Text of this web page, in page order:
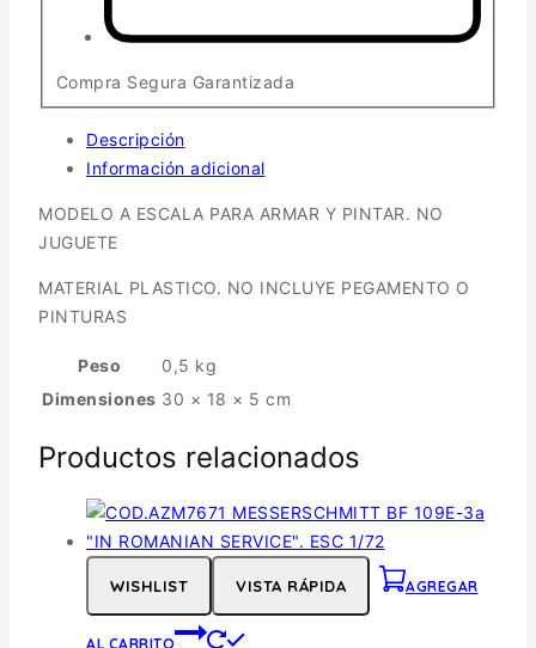
Compra Segura Garantizada
Descripción
Información adicional
MODELO A ESCALA PARA ARMAR Y PINTAR. NO
JUGUETE
MATERIAL PLASTICO. NO INCLUYE PEGAMENTO O
PINTURAS
Peso
0,5 kg
Dimensiones 30 × 18 × 5 cm
Productos relacionados
WISHLIST VISTA RÁPIDA AGREGAR
AL CARRITO